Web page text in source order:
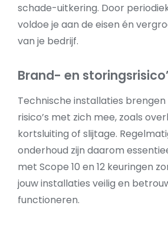
schade-uitkering. Door
voldoe je aan de eisen én
van je bedrijf.
Brand- en
Technische installaties
risico’s met zich mee, zoals
kortsluiting of slijtage.
onderhoud zijn daarom
met Scope 10 en 12 keuringen
jouw installaties veilig en
functioneren.